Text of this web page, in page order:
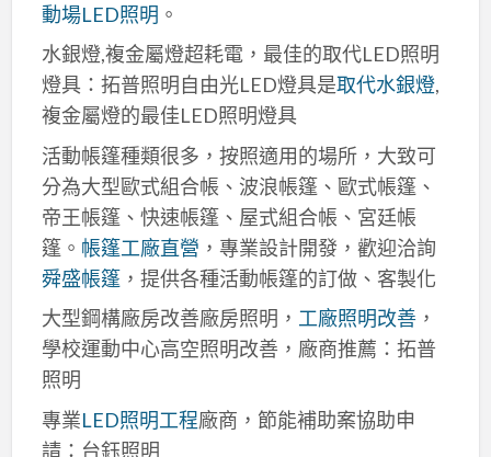
動場LED照明 。
水銀燈,複金屬燈超耗電，最佳的取代LED照明
燈具：拓普照明自由光LED燈具是取代水銀燈,
複金屬燈的最佳LED照明燈具
活動帳篷種類很多，按照適用的場所，大致可
分為大型歐式組合帳、波浪帳篷、歐式帳篷、
帝王帳篷、快速帳篷、屋式組合帳、宮廷帳
篷。 帳篷工廠直營 ，專業設計開發，歡迎洽詢
舜盛帳篷，提供各種活動帳篷的訂做、客製化
大型鋼構廠房改善廠房照明， 工廠照明改善，
學校運動中心高空照明改善，廠商推薦：拓普
照明
專業LED照明工程廠商，節能補助案協助申
請：台鈺照明